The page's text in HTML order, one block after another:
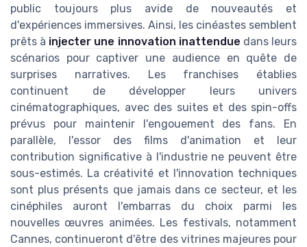
public toujours plus avide de nouveautés et
d'expériences immersives. Ainsi, les cinéastes semblent
prêts à injecter une innovation inattendue dans leurs
scénarios pour captiver une audience en quête de
surprises narratives. Les franchises établies
continuent de développer leurs univers
cinématographiques, avec des suites et des spin-offs
prévus pour maintenir l'engouement des fans. En
parallèle, l'essor des films d'animation et leur
contribution significative à l'industrie ne peuvent être
sous-estimés. La créativité et l'innovation techniques
sont plus présents que jamais dans ce secteur, et les
cinéphiles auront l'embarras du choix parmi les
nouvelles œuvres animées. Les festivals, notamment
Cannes, continueront d'être des vitrines majeures pour